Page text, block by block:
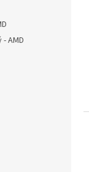
AMD